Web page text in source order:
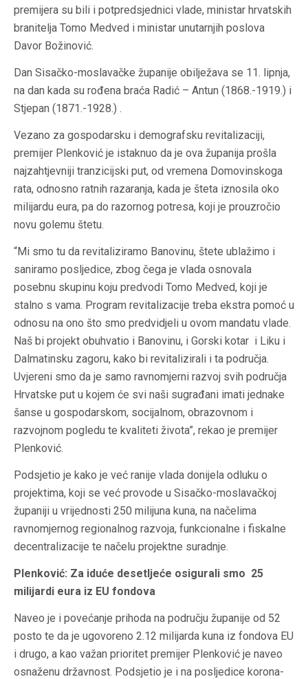
premijera su bili i potpredsjednici vlade, ministar hrvatskih
branitelja Tomo Medved i ministar unutarnjih poslova
Davor Božinović.
Dan Sisačko-moslavačke županije obilježava se 11. lipnja,
na dan kada su rođena braća Radić – Antun (1868.-1919.) i
Stjepan (1871.-1928.) .
Vezano za gospodarsku i demografsku revitalizaciji,
premijer Plenković je istaknuo da je ova županija prošla
najzahtjevniji tranzicijski put, od vremena Domovinskoga
rata, odnosno ratnih razaranja, kada je šteta iznosila oko
milijardu eura, pa do razornog potresa, koji je prouzročio
novu golemu štetu.
“Mi smo tu da revitaliziramo Banovinu, štete ublažimo i
saniramo posljedice, zbog čega je vlada osnovala
posebnu skupinu koju predvodi Tomo Medved, koji je
stalno s vama. Program revitalizacije treba ekstra pomoć u
odnosu na ono što smo predvidjeli u ovom mandatu vlade.
Naš bi projekt obuhvatio i Banovinu, i Gorski kotar i Liku i
Dalmatinsku zagoru, kako bi revitalizirali i ta područja.
Uvjereni smo da je samo ravnomjerni razvoj svih područja
Hrvatske put u kojem će svi naši sugrađani imati jednake
šanse u gospodarskom, socijalnom, obrazovnom i
razvojnom pogledu te kvaliteti života”, rekao je premijer
Plenković.
Podsjetio je kako je već ranije vlada donijela odluku o
projektima, koji se već provode u Sisačko-moslavačkoj
županiji u vrijednosti 250 milijuna kuna, na načelima
ravnomjernog regionalnog razvoja, funkcionalne i fiskalne
decentralizacije te načelu projektne suradnje.
Plenković: Za iduće desetljeće osigurali smo 25
milijardi eura iz EU fondova
Naveo je i povećanje prihoda na području županije od 52
posto te da je ugovoreno 2.12 milijarda kuna iz fondova EU
i drugo, a kao važan prioritet premijer Plenković je naveo
osnaženu državnost. Podsjetio je i na posljedice korona-